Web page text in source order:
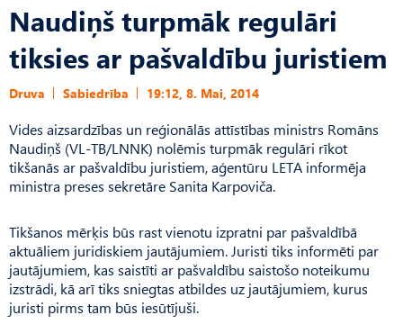
Naudiņš turpmāk regulāri
tiksies ar pašvaldību juristiem
Druva Sabiedrība 19:12, 8. Mai, 2014
Vides aizsardzības un reģionālās attīstības ministrs Romāns
Naudiņš (VL-TB/LNNK) nolēmis turpmāk regulāri rīkot
tikšanās ar pašvaldību juristiem, aģentūru LETA informēja
ministra preses sekretāre Sanita Karpoviča.
Tikšanos mērķis būs rast vienotu izpratni par pašvaldībā
aktuāliem juridiskiem jautājumiem. Juristi tiks informēti par
jautājumiem, kas saistīti ar pašvaldību saistošo noteikumu
izstrādi, kā arī tiks sniegtas atbildes uz jautājumiem, kurus
juristi pirms tam būs iesūtījuši.